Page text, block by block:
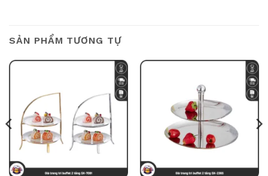
SẢN PHẨM TƯƠNG TỰ